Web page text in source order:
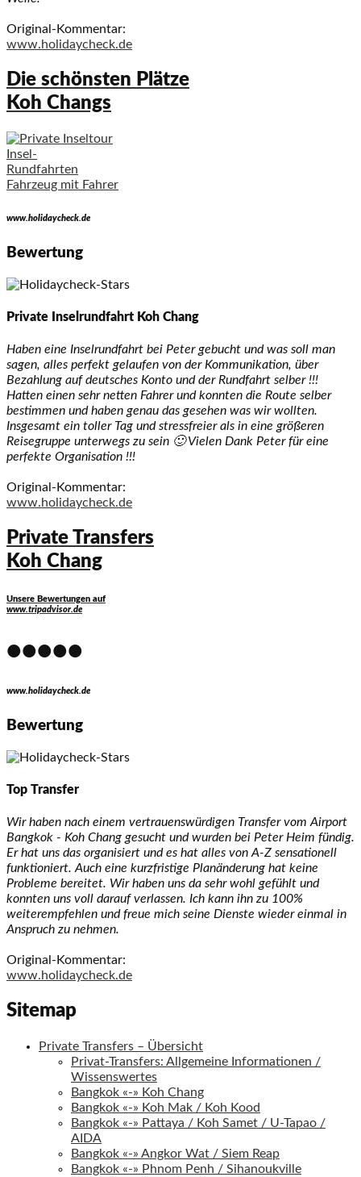
Original-Kommentar:
www.holidaycheck.de
Die schönsten Plätze
Koh Changs
Insel-
Rundfahrten
Fahrzeug mit Fahrer
www.holidaycheck.de
Bewertung
Private Inselrundfahrt Koh Chang
Haben eine Inselrundfahrt bei Peter gebucht und was soll man
sagen, alles perfekt gelaufen von der Kommunikation, über
Bezahlung auf deutsches Konto und der Rundfahrt selber !!!
Hatten einen sehr netten Fahrer und konnten die Route selber
bestimmen und haben genau das gesehen was wir wollten.
Insgesamt ein toller Tag und stressfreier als in eine größeren
Reisegruppe unterwegs zu sein 🙂 Vielen Dank Peter für eine
perfekte Organisation !!!
Original-Kommentar:
www.holidaycheck.de
Private Transfers
Koh Chang
Unsere Bewertungen auf
www.tripadvisor.de
•••••
www.holidaycheck.de
Bewertung
Top Transfer
Wir haben nach einem vertrauenswürdigen Transfer vom Airport
Bangkok - Koh Chang gesucht und wurden bei Peter Heim fündig.
Er hat uns das organisiert und es hat alles von A-Z sensationell
funktioniert. Auch eine kurzfristige Planänderung hat keine
Probleme bereitet. Wir haben uns da sehr wohl gefühlt und
konnten uns voll darauf verlassen. Ich kann ihn zu 100%
weiterempfehlen und freue mich seine Dienste wieder einmal in
Anspruch zu nehmen.
Original-Kommentar:
www.holidaycheck.de
Sitemap
Private Transfers – Übersicht
Privat-Transfers: Allgemeine Informationen /
Wissenswertes
Bangkok «-» Koh Chang
Bangkok «-» Koh Mak / Koh Kood
Bangkok «-» Pattaya / Koh Samet / U-Tapao /
AIDA
Bangkok «-» Angkor Wat / Siem Reap
Bangkok «-» Phnom Penh / Sihanoukville